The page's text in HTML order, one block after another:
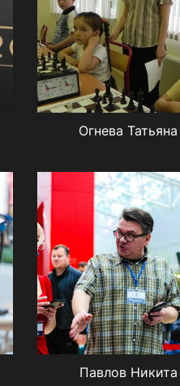
Огнева Татьяна
Павлов Никита